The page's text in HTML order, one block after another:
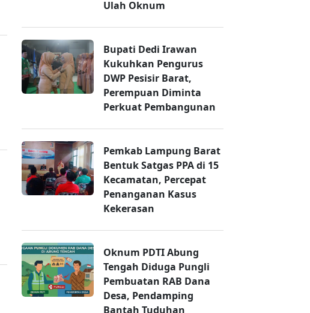
Ulah Oknum
Bupati Dedi Irawan
Kukuhkan Pengurus
DWP Pesisir Barat,
Perempuan Diminta
Perkuat Pembangunan
Pemkab Lampung Barat
Bentuk Satgas PPA di 15
Kecamatan, Percepat
Penanganan Kasus
Kekerasan
Oknum PDTI Abung
Tengah Diduga Pungli
Pembuatan RAB Dana
Desa, Pendamping
Bantah Tuduhan